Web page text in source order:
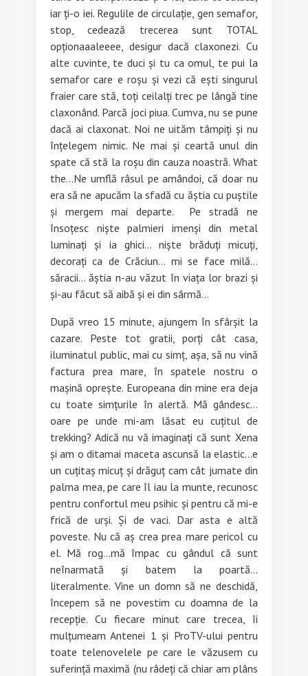
iar ți-o iei. Regulile de circulație, gen semafor,
stop, cedează trecerea sunt TOTAL
opționaaaleeee, desigur dacă claxonezi. Cu
alte cuvinte, te duci și tu ca omul, te pui la
semafor care e roșu și vezi că ești singurul
fraier care stă, toți ceilalți trec pe lângă tine
claxonând. Parcă joci piua. Cumva, nu se pune
dacă ai claxonat. Noi ne uităm tâmpiți și nu
înțelegem nimic. Ne mai și ceartă unul din
spate că stă la roșu din cauza noastră. What
the…Ne umflă râsul pe amândoi, că doar nu
era să ne apucăm la sfadă cu ăștia cu puștile
și mergem mai departe. Pe stradă ne
însoțesc niște palmieri imenși din metal
luminați și ia ghici… niște brăduți micuți,
decorați ca de Crăciun… mi se face milă…
săracii… ăștia n-au văzut în viața lor brazi și
și-au făcut să aibă și ei din sârmă…
După vreo 15 minute, ajungem în sfârșit la
cazare. Peste tot gratii, porți cât casa,
iluminatul public, mai cu simț, așa, să nu vină
factura prea mare, în spatele nostru o
mașină oprește. Europeana din mine era deja
cu toate simțurile în alertă. Mă gândesc…
oare pe unde mi-am lăsat eu cuțitul de
trekking? Adică nu vă imaginați că sunt Xena
și am o ditamai maceta ascunsă la elastic…e
un cuțitaș micuț și drăguț cam cât jumate din
palma mea, pe care îl iau la munte, recunosc
pentru confortul meu psihic și pentru că mi-e
frică de urși. Și de vaci. Dar asta e altă
poveste. Nu că aș crea prea mare pericol cu
el. Mă rog…mă împac cu gândul că sunt
neînarmată și batem la poartă…
literalmente. Vine un domn să ne deschidă,
începem să ne povestim cu doamna de la
recepție. Cu fiecare minut care trecea, îi
mulțumeam Antenei 1 și ProTV-ului pentru
toate telenovelele pe care le văzusem cu
suferință maximă (nu râdeți că chiar am plâns